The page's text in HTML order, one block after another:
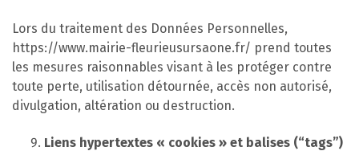
Lors du traitement des Données Personnelles,
https://www.mairie-fleurieusursaone.fr/ prend toutes
les mesures raisonnables visant à les protéger contre
toute perte, utilisation détournée, accès non autorisé,
divulgation, altération ou destruction.
Liens hypertextes « cookies » et balises (“tags”)